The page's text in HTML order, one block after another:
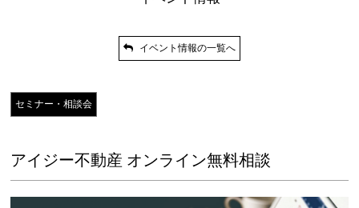
イベント情報の一覧へ
セミナー・相談会
アイジー不動産 オンライン無料相談